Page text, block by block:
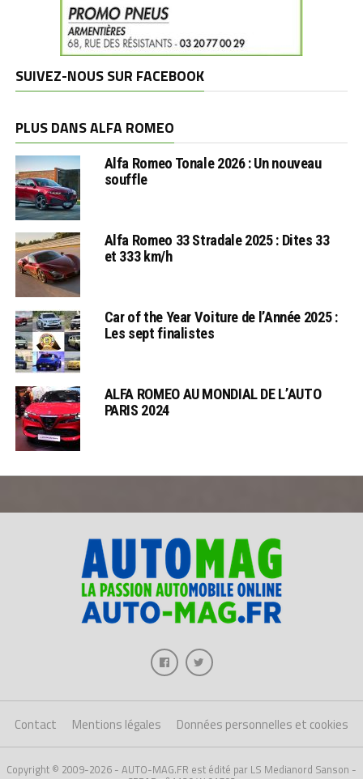
SUIVEZ-NOUS SUR FACEBOOK
PLUS DANS ALFA ROMEO
Alfa Romeo Tonale 2026 : Un nouveau
souffle
Alfa Romeo 33 Stradale 2025 : Dites 33
et 333 km/h
Car of the Year Voiture de l’Année 2025 :
Les sept finalistes
ALFA ROMEO AU MONDIAL DE L’AUTO
PARIS 2024
Contact Mentions légales Données personnelles et cookies
Copyright © 2009-2026 - AUTO-MAG.FR est édité par LS Medianord Sanson -